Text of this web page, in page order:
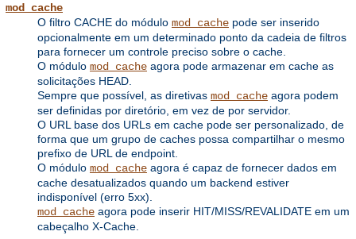
mod_cache
O filtro CACHE do módulo mod_cache pode ser inserido
opcionalmente em um determinado ponto da cadeia de filtros
para fornecer um controle preciso sobre o cache.
O módulo mod_cache agora pode armazenar em cache as
solicitações HEAD.
Sempre que possível, as diretivas mod_cache agora podem
ser definidas por diretório, em vez de por servidor.
O URL base dos URLs em cache pode ser personalizado, de
forma que um grupo de caches possa compartilhar o mesmo
prefixo de URL de endpoint.
O módulo mod_cache agora é capaz de fornecer dados em
cache desatualizados quando um backend estiver
indisponível (erro 5xx).
mod_cache agora pode inserir HIT/MISS/REVALIDATE em um
cabeçalho X-Cache.